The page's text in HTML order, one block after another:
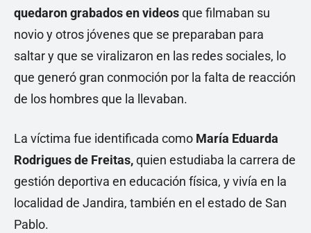
quedaron grabados en videosque filmaban su
novio y otros jóvenes que se preparaban para
saltar y que se viralizaron en las redes sociales, lo
que generó gran conmoción por la falta de reacción
de los hombres que la llevaban.
La víctima fue identificada como María Eduarda
Rodrigues de Freitas,quien estudiaba la carrera de
gestión deportiva en educación física, y vivía en la
localidad de Jandira, también en el estado de San
Pablo.